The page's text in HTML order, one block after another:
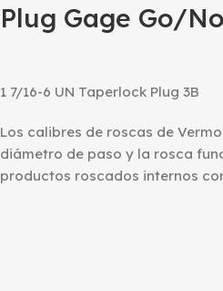
Plug Gage Go/
1 7/16-6 UN Taperlock Plug 3B
Los calibres de roscas de
diámetro de paso y la rosca
productos roscados internos